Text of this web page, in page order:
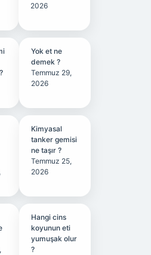
2026
Yok et ne
demek ?
Temmuz 29,
2026
Kimyasal
tanker gemisi
ne taşır ?
Temmuz 25,
2026
Hangi cins
koyunun eti
yumuşak olur
?